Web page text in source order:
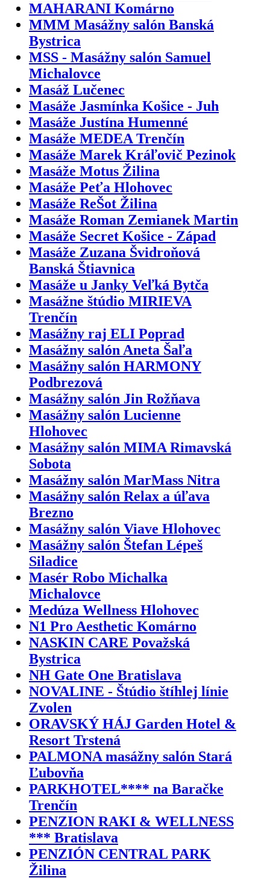
MAHARANI Komárno
MMM Masážny salón Banská
Bystrica
MSS - Masážny salón Samuel
Michalovce
Masáž Lučenec
Masáže Jasmínka Košice - Juh
Masáže Justína Humenné
Masáže MEDEA Trenčín
Masáže Marek Kráľovič Pezinok
Masáže Motus Žilina
Masáže Peťa Hlohovec
Masáže ReŠot Žilina
Masáže Roman Zemianek Martin
Masáže Secret Košice - Západ
Masáže Zuzana Švidroňová
Banská Štiavnica
Masáže u Janky Veľká Bytča
Masážne štúdio MIRIEVA
Trenčín
Masážny raj ELI Poprad
Masážny salón Aneta Šaľa
Masážny salón HARMONY
Podbrezová
Masážny salón Jin Rožňava
Masážny salón Lucienne
Hlohovec
Masážny salón MIMA Rimavská
Sobota
Masážny salón MarMass Nitra
Masážny salón Relax a úľava
Brezno
Masážny salón Viave Hlohovec
Masážny salón Štefan Lépeš
Siladice
Masér Robo Michalka
Michalovce
Medúza Wellness Hlohovec
N1 Pro Aesthetic Komárno
NASKIN CARE Považská
Bystrica
NH Gate One Bratislava
NOVALINE - Štúdio štíhlej línie
Zvolen
ORAVSKÝ HÁJ Garden Hotel &
Resort Trstená
PALMONA masážny salón Stará
Ľubovňa
PARKHOTEL**** na Baračke
Trenčín
PENZION RAKI & WELLNESS
*** Bratislava
PENZIÓN CENTRAL PARK
Žilina